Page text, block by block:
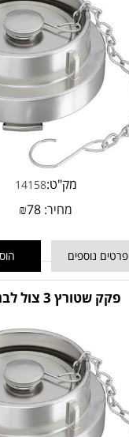
מק"ט:14158
מחיר: ₪78
פרטים נוספים
פקק שטורץ 3 צול לברז כיבוי